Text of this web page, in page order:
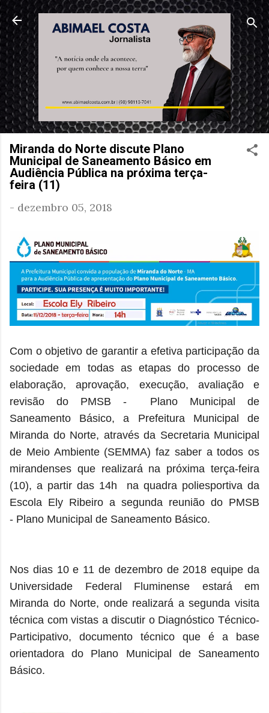
Pular para o conteúdo principal
Miranda do Norte discute Plano
Municipal de Saneamento Básico em
Audiência Pública na próxima terça-
feira (11)
- dezembro 05, 2018
Com o objetivo de garantir a efetiva participação da
sociedade em todas as etapas do processo de
elaboração, aprovação, execução, avaliação e
revisão do PMSB -
Plano Municipal de
Saneamento Básico, a Prefeitura Municipal de
Miranda do Norte, através da Secretaria Municipal
de Meio Ambiente (SEMMA) faz saber a todos os
mirandenses que realizará na próxima terça-feira
(10), a partir das 14h na quadra poliesportiva da
Escola Ely Ribeiro a segunda reunião do PMSB
- Plano Municipal de Saneamento Básico.
Nos dias 10 e 11 de dezembro de 2018 equipe da
Universidade Federal Fluminense estará em
Miranda do Norte, onde realizará a segunda visita
técnica com vistas a discutir o Diagnóstico Técnico-
Participativo, documento técnico que é a base
orientadora do Plano Municipal de Saneamento
Básico.